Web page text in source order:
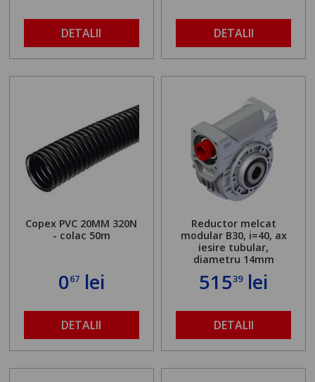
DETALII DETALII
Copex PVC 20MM 320N
- colac 50m
067lei
DETALII
Reductor melcat
modular B30, i=40, ax
iesire tubular,
diametru 14mm
51539lei
DETALII